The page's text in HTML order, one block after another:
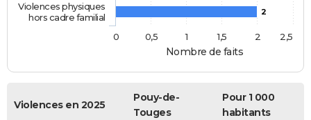
Nombre de faits
2
Violences physiques
hors cadre familial
0
0,5 1 1,5 2 2,5
Violences en 2025
Pouy-de-
Touges
Pour 1 000
habitants